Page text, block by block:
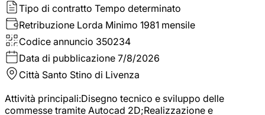
Tipo di contratto Tempo determinato
Retribuzione Lorda Minimo 1981 mensile
Codice annuncio 350234
Data di pubblicazione 7/8/2026
Città Santo Stino di Livenza
Attività principali:Disegno tecnico e sviluppo delle
commesse tramite Autocad 2D;Realizzazione e